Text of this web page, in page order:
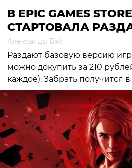
В EPIC GAMES STORE
СТАРТОВАЛА
Александр Бэй
Раздают базовую версию
можно докупить за 210
каждое). Забрать получится